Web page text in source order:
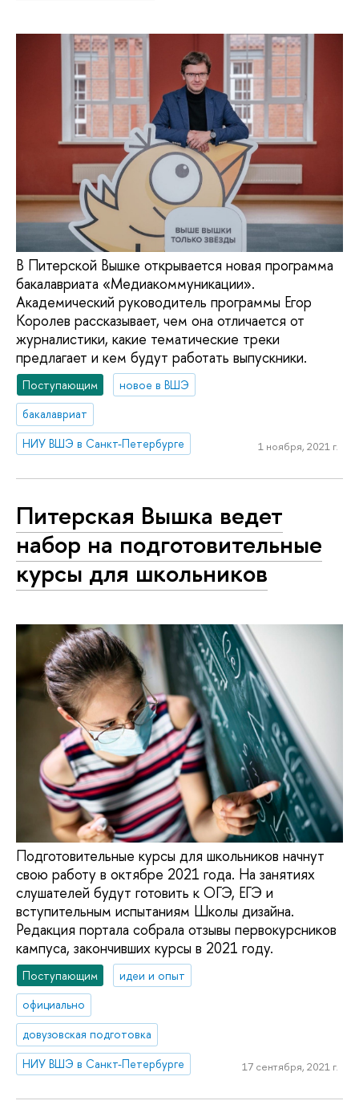
В Питерской Вышке открывается новая программа
бакалавриата «Медиакоммуникации».
Академический руководитель программы Егор
Королев рассказывает, чем она отличается от
журналистики, какие тематические треки
предлагает и кем будут работать выпускники.
Поступающим
новое в ВШЭ
бакалавриат
НИУ ВШЭ в Санкт-Петербурге
1 ноября, 2021 г.
Питерская Вышка ведет
набор на подготовительные
курсы для школьников
Подготовительные курсы для школьников начнут
свою работу в октябре 2021 года. На занятиях
слушателей будут готовить к ОГЭ, ЕГЭ и
вступительным испытаниям Школы дизайна.
Редакция портала собрала отзывы первокурсников
кампуса, закончивших курсы в 2021 году.
Поступающим
идеи и опыт
официально
довузовская подготовка
НИУ ВШЭ в Санкт-Петербурге
17 сентября, 2021 г.